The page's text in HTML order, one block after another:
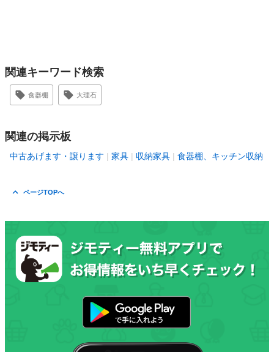
関連キーワード検索
食器棚 大理石
関連の掲示板
中古あげます・譲ります 家具 収納家具 食器棚、キッチン収納
ページTOPへ